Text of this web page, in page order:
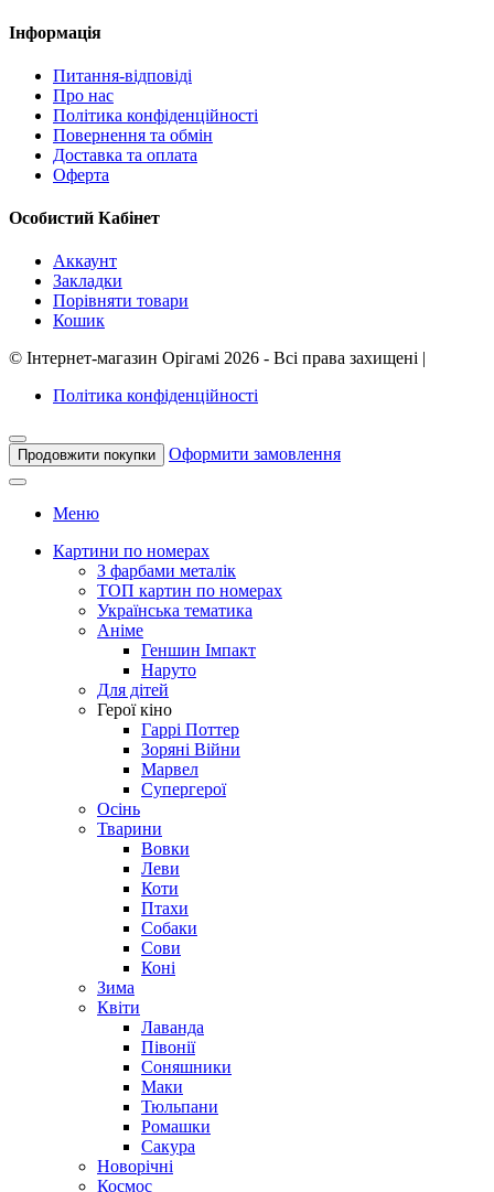
Інформація
Питання-відповіді
Про нас
Політика конфіденційності
Повернення та обмін
Доставка та оплата
Оферта
Особистий Кабінет
Аккаунт
Закладки
Порівняти товари
Кошик
© Інтернет-магазин Орігамі 2026 - Всі права захищені
Політика конфіденційності
Продовжити покупки Оформити замовлення
Меню
Картини по номерах
З фарбами металік
ТОП картин по номерах
Українська тематика
Аніме
Геншин Імпакт
Наруто
Для дітей
Герої кіно
Гаррі Поттер
Зоряні Війни
Марвел
Супергерої
Осінь
Тварини
Вовки
Леви
Коти
Птахи
Собаки
Сови
Коні
Зима
Квіти
Лаванда
Півонії
Соняшники
Маки
Тюльпани
Ромашки
Сакура
Новорічні
Космос